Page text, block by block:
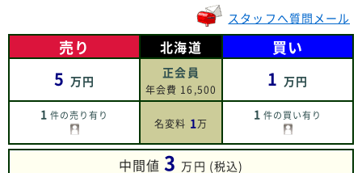
スタッフへ質問メール
売り
5 万円
1 件の売り有り
北海道
正会員
年会費 16,500
名変料 1万
買い
1 万円
1 件の買い有り
中間値3 万円 (税込)